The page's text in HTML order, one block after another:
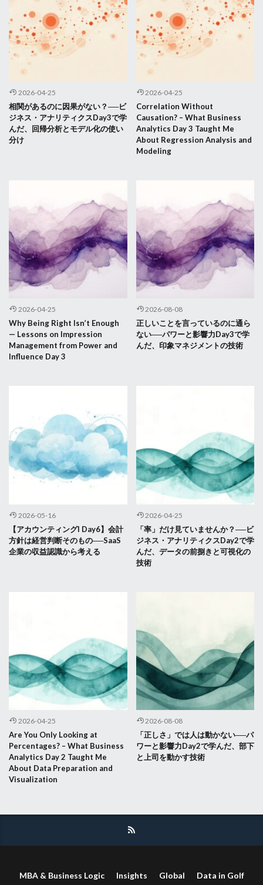
2026-04-25
相関があるのに因果がない？──ビ
ジネス・アナリティクスDay3で学
んだ、回帰分析とモデル化の使い
分け
2026-04-25
Correlation Without
Causation? – What Business
Analytics Day 3 Taught Me
About Regression Analysis and
Modeling
2026-04-25
Why Being Right Isn’t Enough
— Lessons on Impression
Management from Power and
Influence Day 3
2026-08-08
正しいことを言っているのに通ら
ない──パワーと影響力Day3で学
んだ、印象マネジメントの技術
2026-05-16
【アカウンティングI Day6】会計
方針は経営判断そのもの──SaaS
企業の収益認識から考える
2026-04-25
「率」だけ見ていませんか？──ビ
ジネス・アナリティクスDay2で学
んだ、データの前捌きと可視化の
技術
2026-04-25
Are You Only Looking at
Percentages? – What Business
Analytics Day 2 Taught Me
About Data Preparation and
Visualization
2026-08-08
「正しさ」では人は動かない──パ
ワーと影響力Day2で学んだ、部下
と上司を動かす技術
MBA & Business Logic Insights Global
Data in Golf